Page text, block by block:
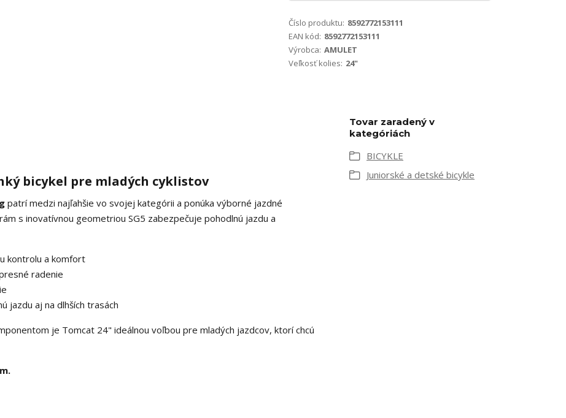
Číslo produktu: 8592772153111
EAN kód: 8592772153111
Výrobca: AMULET
Veľkosť kolies: 24"
bicykel pre mladých cyklistov
patrí medzi najľahšie vo svojej kategórii a ponúka výborné jazdné
s inovatívnou geometriou SG5 zabezpečuje pohodlnú jazdu a
kontrolu a komfort
radenie
jazdu aj na dlhších trasách
je Tomcat 24" ideálnou voľbou pre mladých jazdcov, ktorí chcú
Tovar zaradený v
kategóriách
BICYKLE
Juniorské a detské bicykle